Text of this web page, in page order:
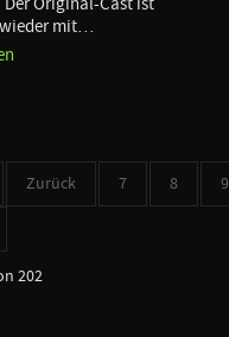
mit…
Zurück 7 8 9
202